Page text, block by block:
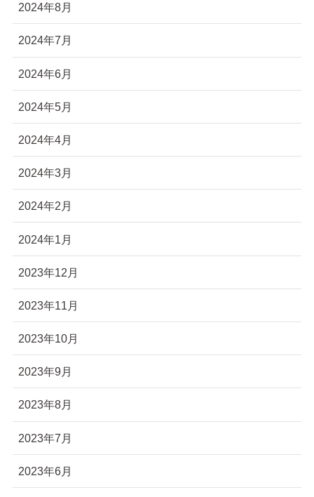
2024年8月
2024年7月
2024年6月
2024年5月
2024年4月
2024年3月
2024年2月
2024年1月
2023年12月
2023年11月
2023年10月
2023年9月
2023年8月
2023年7月
2023年6月